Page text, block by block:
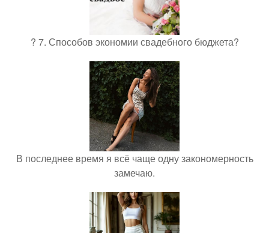
? 7. Способов экономии свадебного бюджета?
В последнее время я всё чаще одну закономерность
замечаю.